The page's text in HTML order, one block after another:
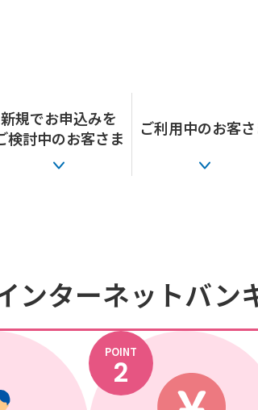
新規でお申込みを
検討中のお客さま
ご利用中のお客
ンターネットバン
POINT
2